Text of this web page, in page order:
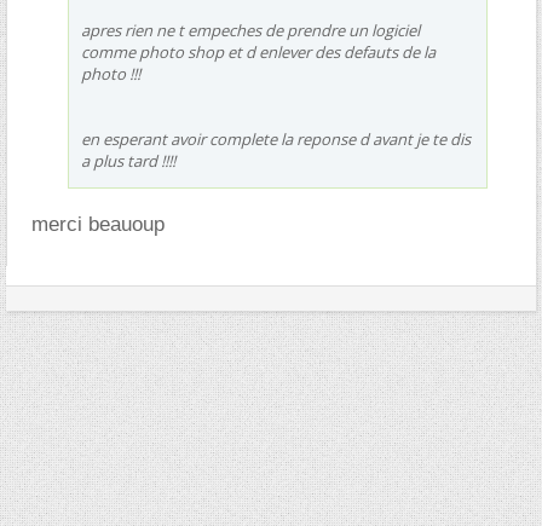
apres rien ne t empeches de prendre un logiciel
comme photo shop et d enlever des defauts de la
photo !!!
en esperant avoir complete la reponse d avant je te dis
a plus tard !!!!
merci beauoup